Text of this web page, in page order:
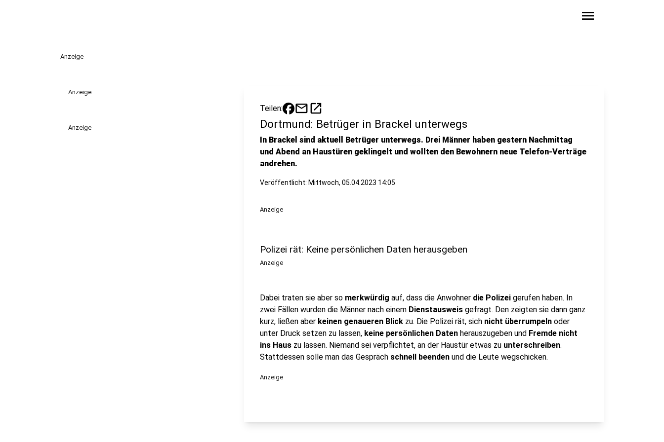
menu
Anzeige
Anzeige
Anzeige
Teilen: mailopen_in_new
Dortmund: Betrüger in Brackel unterwegs
In Brackel sind aktuell Betrüger unterwegs. Drei Männer haben gestern Nachmittag
und Abend an Haustüren geklingelt und wollten den Bewohnern neue Telefon-Verträge
andrehen.
Veröffentlicht: Mittwoch, 05.04.2023 14:05
Anzeige
Polizei rät: Keine persönlichen Daten herausgeben
Anzeige
Dabei traten sie aber so merkwürdig auf, dass die Anwohner die Polizei gerufen haben. In
zwei Fällen wurden die Männer nach einem Dienstausweis gefragt. Den zeigten sie dann ganz
kurz, ließen aber keinen genaueren Blick zu. Die Polizei rät, sich nicht überrumpeln oder
unter Druck setzen zu lassen, keine persönlichen Daten herauszugeben und Fremde nicht
ins Haus zu lassen. Niemand sei verpflichtet, an der Haustür etwas zu unterschreiben.
Stattdessen solle man das Gespräch schnell beenden und die Leute wegschicken.
Anzeige